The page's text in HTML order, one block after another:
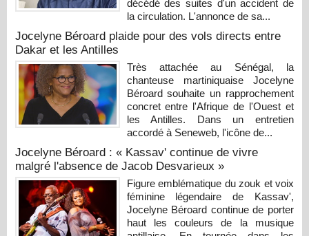
décédé des suites d'un accident de
la circulation. L'annonce de sa...
Jocelyne Béroard plaide pour des vols directs entre
Dakar et les Antilles
Très attachée au Sénégal, la
chanteuse martiniquaise Jocelyne
Béroard souhaite un rapprochement
concret entre l'Afrique de l'Ouest et
les Antilles. Dans un entretien
accordé à Seneweb, l'icône de...
Jocelyne Béroard : « Kassav' continue de vivre
malgré l'absence de Jacob Desvarieux »
Figure emblématique du zouk et voix
féminine légendaire de Kassav',
Jocelyne Béroard continue de porter
haut les couleurs de la musique